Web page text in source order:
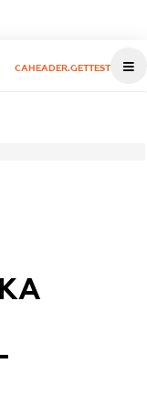
CAHEADER.GETTEST